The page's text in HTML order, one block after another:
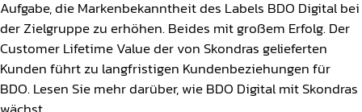
Aufgabe, die Markenbekanntheit des Labels BDO Digital bei
der Zielgruppe zu erhöhen. Beides mit großem Erfolg. Der
Customer Lifetime Value der von Skondras gelieferten
Kunden führt zu langfristigen Kundenbeziehungen für
BDO. Lesen Sie mehr darüber, wie BDO Digital mit Skondras